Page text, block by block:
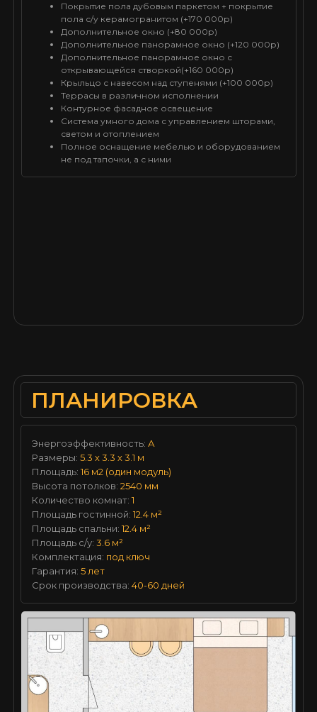
Покрытие пола дубовым паркетом + покрытие
пола с/у керамогранитом (+170 000р)
Дополнительное окно (+80 000р)
Дополнительное панорамное окно (+120 000р)
Дополнительное панорамное окно с
открывающейся створкой(+160 000р)
Крыльцо с навесом над ступенями (+100 000р)
Террасы в различном исполнении
Контурное фасадное освещение
Система умного дома с управлением шторами,
светом и отоплением
Полное оснащение мебелью и оборудованием
не под тапочки, а с ними
ПЛАНИРОВКА
Энергоэффективность: А
Размеры: 5.3 х 3.3 х 3.1 м
Площадь:16 м2 (один модуль)
Высота потолков: 2540 мм
Количество комнат:1
Площадь гостинной:12.4 м²
Площадь спальни:12.4 м²
Площадь с/у: 3.6 м²
Комплектация: под ключ
Гарантия: 5 лет
Срок производства: 40-60 дней